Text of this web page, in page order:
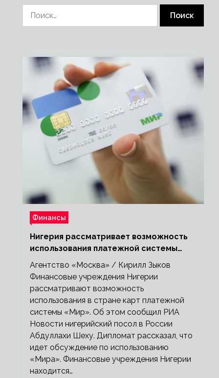
Финансы
Нигерия рассматривает возможность
использования платежной системы
«Мир»
Агентство «Москва» / Кирилл Зыков
Финансовые учреждения Нигерии
рассматривают возможность
использования в стране карт платежной
системы «Мир». Об этом сообщил РИА
Новости нигерийский посол в России
Абдуллахи Шеху. Дипломат рассказал, что
идет обсуждение по использованию
«Мира». Финансовые учреждения Нигерии
находится…